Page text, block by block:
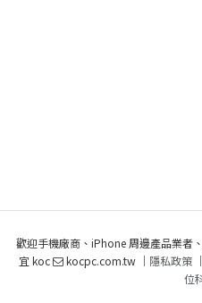
歡迎手機廠商、iPhone 周邊產品業者
宜 koc
kocpc.com.tw ｜ 隱私政策
位